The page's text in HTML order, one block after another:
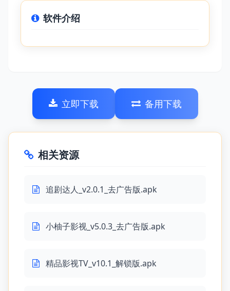
软件介绍
立即下载 备用下载
相关资源
追剧达人_v2.0.1_去广告版.apk
小柚子影视_v5.0.3_去广告版.apk
精品影视TV_v10.1_解锁版.apk